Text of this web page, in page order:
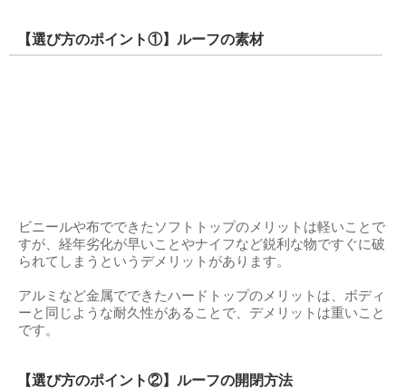
【選び方のポイント①】ルーフの素材
ビニールや布でできたソフトトップのメリットは軽いことで
すが、経年劣化が早いことやナイフなど鋭利な物ですぐに破
られてしまうというデメリットがあります。
アルミなど金属でできたハードトップのメリットは、ボディ
ーと同じような耐久性があることで、デメリットは重いこと
です。
【選び方のポイント②】ルーフの開閉方法